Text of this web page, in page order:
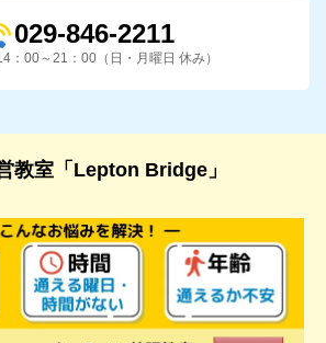
029-846-2211
：00～21：00（日・月曜日 休み）
教室 「Lepton Bridge」